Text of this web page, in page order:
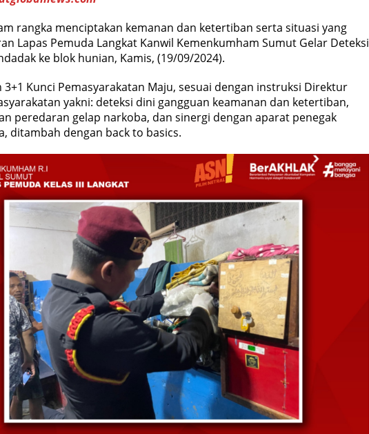
rangka menciptakan kemanan dan ketertiban serta situasi yang
Lapas Pemuda Langkat Kanwil Kemenkumham Sumut Gelar Deteksi
ke blok hunian, Kamis, (19/09/2024).
3+1 Kunci Pemasyarakatan Maju, sesuai dengan instruksi Direktur
yakni: deteksi dini gangguan keamanan dan ketertiban,
peredaran gelap narkoba, dan sinergi dengan aparat penegak
ditambah dengan back to basics.